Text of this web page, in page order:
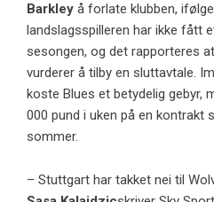
Barkley å forlate klubben,
landslagsspilleren har ikke fått
sesongen, og det rapporteres
vurderer å tilby en sluttavtale.
koste Blues et betydelig gebyr,
000 pund i uken på en kontrakt
sommer.
– Stuttgart har takket nei til